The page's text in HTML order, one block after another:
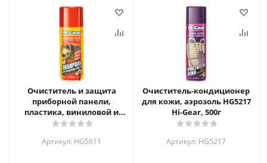
Очиститель и защита
приборной панели,
пластика, виниловой и
кожаной обивки салона
Артикул: HG5611
Очиститель-кондиционер
для кожи, аэрозоль HG5217
Hi-Gear, 500г
Артикул: HG5217